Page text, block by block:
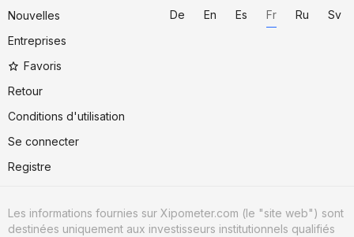
Nouvelles
Entreprises
Favoris
Retour
Conditions d'utilisation
Se connecter
Registre
De En Es Fr Ru Sv
Les informations fournies sur Xipometer.com (le "site web") sont
destinées uniquement aux investisseurs institutionnels qualifiés